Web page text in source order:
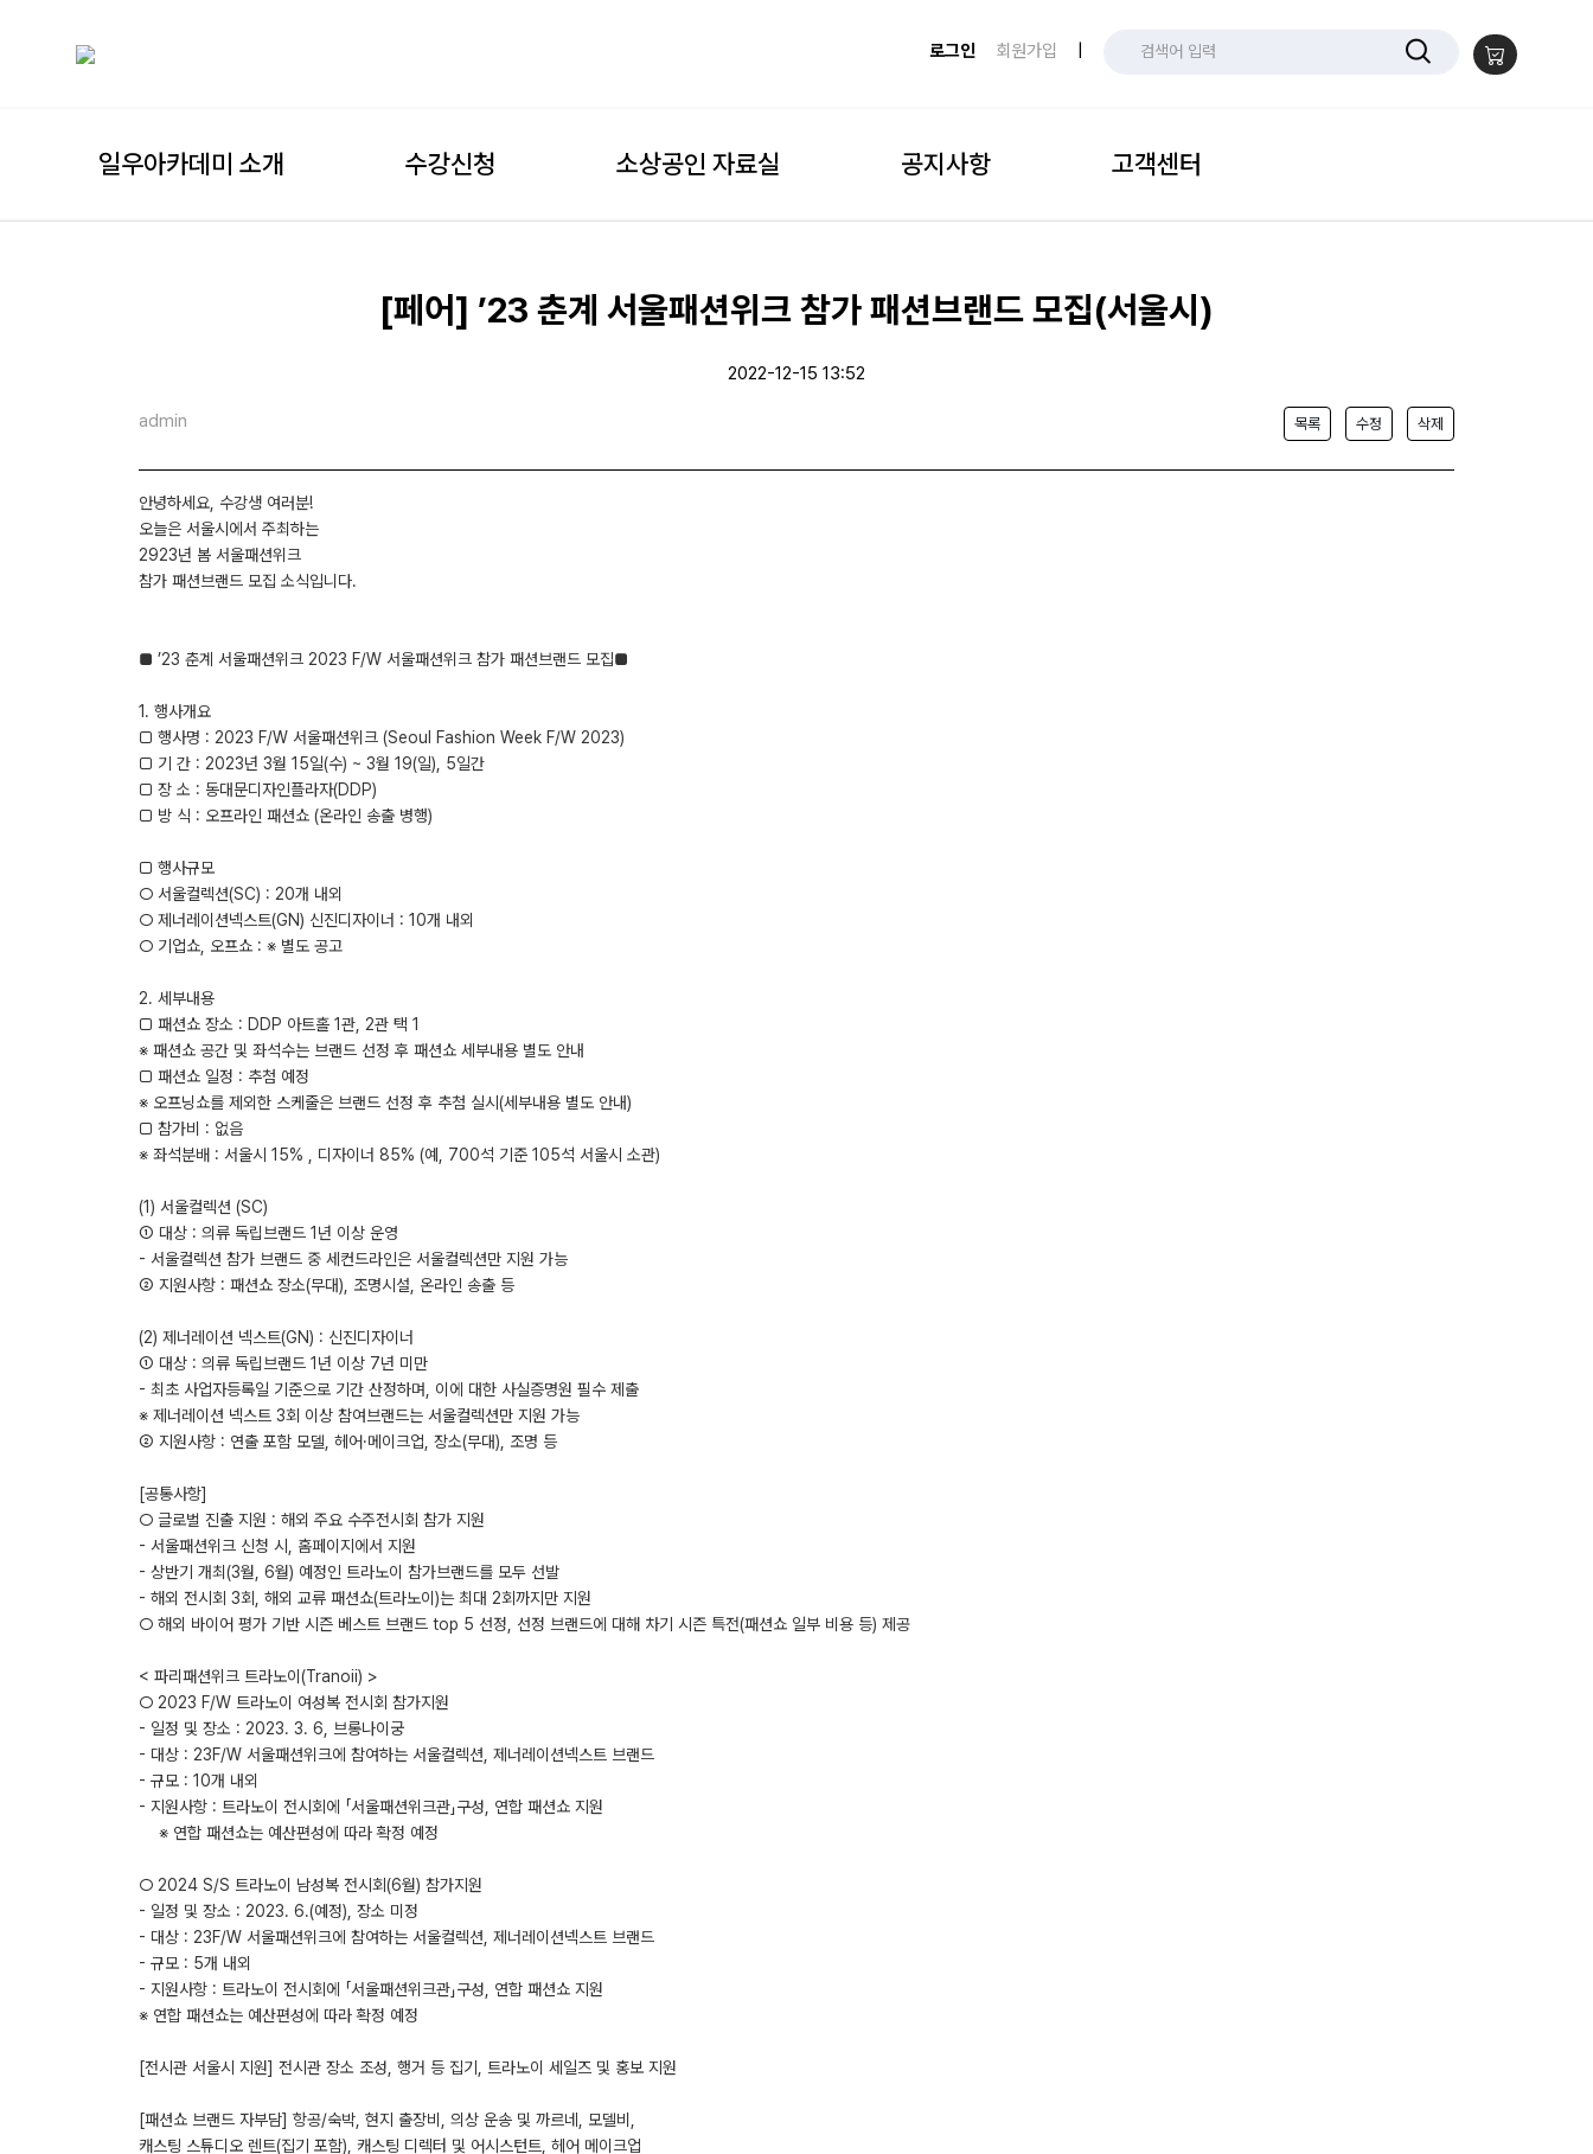
로그인 회원가입
일우아카데미 소개 수강신청 소상공인 자료실 공지사항 고객센터
[페어] ’23 춘계 서울패션위크 참가 패션브랜드 모집(서울시)
2022-12-15 13:52
admin 목록 수정 삭제
안녕하세요, 수강생 여러분!
오늘은 서울시에서 주최하는
2923년 봄 서울패션위크
참가 패션브랜드 모집 소식입니다.
■ ’23 춘계 서울패션위크 2023 F/W 서울패션위크 참가 패션브랜드 모집■
1. 행사개요
□ 행사명 : 2023 F/W 서울패션위크 (Seoul Fashion Week F/W 2023)
□ 기 간 : 2023년 3월 15일(수) ~ 3월 19(일), 5일간
□ 장 소 : 동대문디자인플라자(DDP)
□ 방 식 : 오프라인 패션쇼 (온라인 송출 병행)
□ 행사규모
○ 서울컬렉션(SC) : 20개 내외
○ 제너레이션넥스트(GN) 신진디자이너 : 10개 내외
○ 기업쇼, 오프쇼 : ※ 별도 공고
2. 세부내용
□ 패션쇼 장소 : DDP 아트홀 1관, 2관 택 1
※ 패션쇼 공간 및 좌석수는 브랜드 선정 후 패션쇼 세부내용 별도 안내
□ 패션쇼 일정 : 추첨 예정
※ 오프닝쇼를 제외한 스케줄은 브랜드 선정 후 추첨 실시(세부내용 별도 안내)
□ 참가비 : 없음
※ 좌석분배 : 서울시 15% , 디자이너 85% (예, 700석 기준 105석 서울시 소관)
(1) 서울컬렉션 (SC)
① 대상 : 의류 독립브랜드 1년 이상 운영
- 서울컬렉션 참가 브랜드 중 세컨드라인은 서울컬렉션만 지원 가능
② 지원사항 : 패션쇼 장소(무대), 조명시설, 온라인 송출 등
(2) 제너레이션 넥스트(GN) : 신진디자이너
① 대상 : 의류 독립브랜드 1년 이상 7년 미만
- 최초 사업자등록일 기준으로 기간 산정하며, 이에 대한 사실증명원 필수 제출
※ 제너레이션 넥스트 3회 이상 참여브랜드는 서울컬렉션만 지원 가능
② 지원사항 : 연출 포함 모델, 헤어·메이크업, 장소(무대), 조명 등
[공통사항]
○ 글로벌 진출 지원 : 해외 주요 수주전시회 참가 지원
- 서울패션위크 신청 시, 홈페이지에서 지원
- 상반기 개최(3월, 6월) 예정인 트라노이 참가브랜드를 모두 선발
- 해외 전시회 3회, 해외 교류 패션쇼(트라노이)는 최대 2회까지만 지원
○ 해외 바이어 평가 기반 시즌 베스트 브랜드 top 5 선정, 선정 브랜드에 대해 차기 시즌 특전(패션쇼 일부 비용 등) 제공
< 파리패션위크 트라노이(Tranoii) >
○ 2023 F/W 트라노이 여성복 전시회 참가지원
- 일정 및 장소 : 2023. 3. 6, 브롱나이궁
- 대상 : 23F/W 서울패션위크에 참여하는 서울컬렉션, 제너레이션넥스트 브랜드
- 규모 : 10개 내외
- 지원사항 : 트라노이 전시회에 「서울패션위크관」구성, 연합 패션쇼 지원
※ 연합 패션쇼는 예산편성에 따라 확정 예정
○ 2024 S/S 트라노이 남성복 전시회(6월) 참가지원
- 일정 및 장소 : 2023. 6.(예정), 장소 미정
- 대상 : 23F/W 서울패션위크에 참여하는 서울컬렉션, 제너레이션넥스트 브랜드
- 규모 : 5개 내외
- 지원사항 : 트라노이 전시회에 「서울패션위크관」구성, 연합 패션쇼 지원
※ 연합 패션쇼는 예산편성에 따라 확정 예정
[전시관 서울시 지원] 전시관 장소 조성, 행거 등 집기, 트라노이 세일즈 및 홍보 지원
[패션쇼 브랜드 자부담] 항공/숙박, 현지 출장비, 의상 운송 및 까르네, 모델비,
캐스팅 스튜디오 렌트(집기 포함), 캐스팅 디렉터 및 어시스턴트, 헤어 메이크업